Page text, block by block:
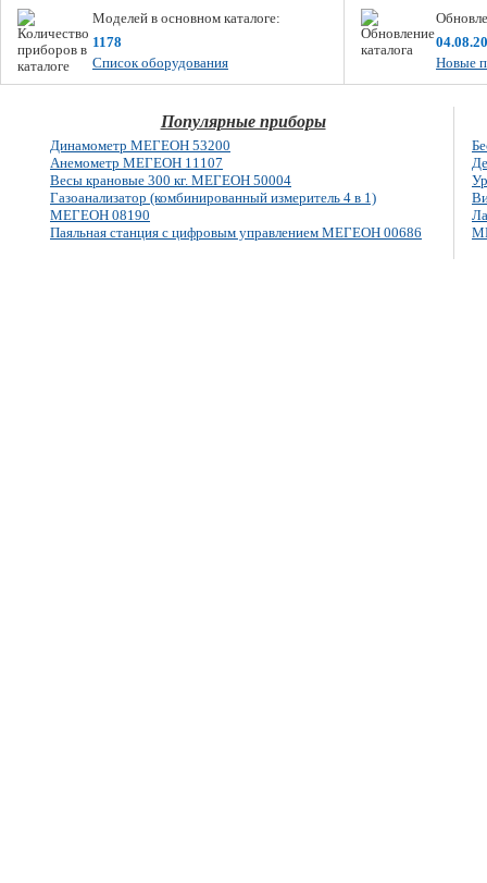
Моделей в основном каталоге:
1178
Список оборудования
Новые
Популярные приборы
Динамометр МЕГЕОН 53200
Анемометр МЕГЕОН 11107
Весы крановые 300 кг. МЕГЕОН 50004
Газоанализатор (комбинированный измеритель 4 в 1)
МЕГЕОН 08190
Паяльная станция с цифровым управлением МЕГЕОН 00686